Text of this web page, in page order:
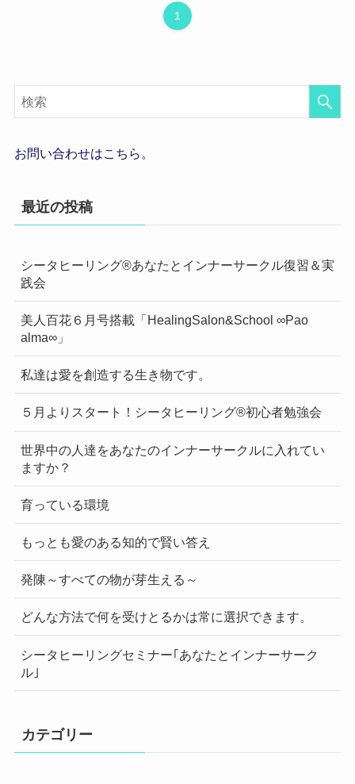
1
お問い合わせはこちら。
最近の投稿
シータヒーリング®あなたとインナーサークル復習＆実
践会
美人百花６月号搭載「HealingSalon&School ∞Pao
alma∞」
私達は愛を創造する生き物です。
５月よりスタート！シータヒーリング®初心者勉強会
世界中の人達をあなたのインナーサークルに入れてい
ますか？
育っている環境
もっとも愛のある知的で賢い答え
発陳～すべての物が芽生える～
どんな方法で何を受けとるかは常に選択できます。
シータヒーリングセミナー｢あなたとインナーサーク
ル｣
カテゴリー